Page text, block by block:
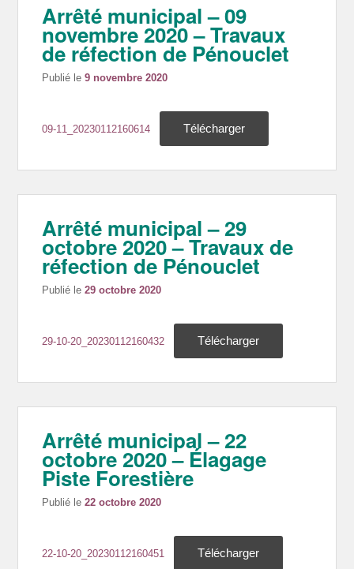
Arrêté municipal – 09
novembre 2020 – Travaux
de réfection de Pénouclet
Publié le9 novembre 2020
09-11_20230112160614 Télécharger
Arrêté municipal – 29
octobre 2020 – Travaux de
réfection de Pénouclet
Publié le29 octobre 2020
29-10-20_20230112160432 Télécharger
Arrêté municipal – 22
octobre 2020 – Élagage
Piste Forestière
Publié le22 octobre 2020
22-10-20_20230112160451 Télécharger